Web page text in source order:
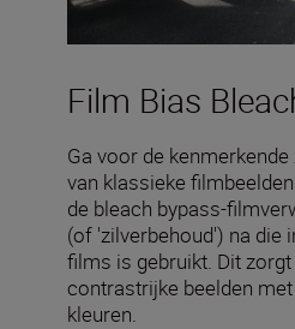
Film Bias
Ga voor de
van klassieke
de bleach bypass-
(of 'zilverbehoud') na die
films is gebruikt. Dit
contrastrijke beelden
kleuren.